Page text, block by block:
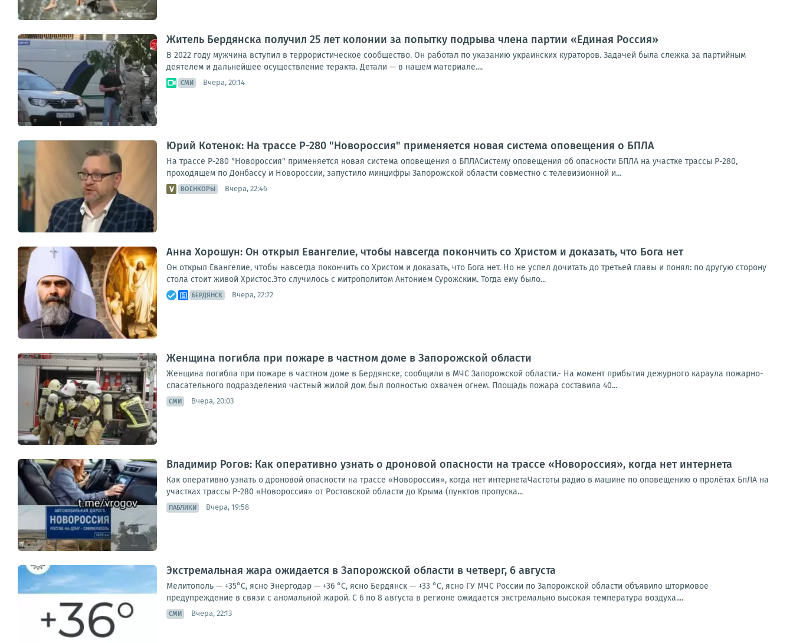
Житель Бердянска получил 25 лет колонии за попытку подрыва члена партии «Единая Россия»
В 2022 году мужчина вступил в террористическое сообщество. Он работал по указанию украинских кураторов. Задачей была слежка за партийным
деятелем и дальнейшее осуществление теракта. Детали — в нашем материале....
СМИ Вчера, 20:14
Юрий Котенок: На трассе Р-280 "Новороссия" применяется новая система оповещения о БПЛА
На трассе Р-280 "Новороссия" применяется новая система оповещения о БПЛАСистему оповещения об опасности БПЛА на участке трассы Р-280,
проходящем по Донбассу и Новороссии, запустило минцифры Запорожской области совместно с телевизионной и...
ВОЕНКОРЫ Вчера, 22:46
Анна Хорошун: Он открыл Евангелие, чтобы навсегда покончить со Христом и доказать, что Бога нет
Он открыл Евангелие, чтобы навсегда покончить со Христом и доказать, что Бога нет. Но не успел дочитать до третьей главы и понял: по другую сторону
стола стоит живой Христос.Это случилось с митрополитом Антонием Сурожским. Тогда ему было...
БЕРДЯНСК Вчера, 22:22
Женщина погибла при пожаре в частном доме в Запорожской области
Женщина погибла при пожаре в частном доме в Бердянске, сообщили в МЧС Запорожской области.- На момент прибытия дежурного караула пожарно-
спасательного подразделения частный жилой дом был полностью охвачен огнем. Площадь пожара составила 40...
СМИ Вчера, 20:03
Владимир Рогов: Как оперативно узнать о дроновой опасности на трассе «Новороссия», когда нет интернета
Как оперативно узнать о дроновой опасности на трассе «Новороссия», когда нет интернетаЧастоты радио в машине по оповещению о пролётах БпЛА на
участках трассы Р-280 «Новороссия» от Ростовской области до Крыма (пунктов пропуска...
ПАБЛИКИ Вчера, 19:58
Экстремальная жара ожидается в Запорожской области в четверг, 6 августа
Мелитополь — +35°С, ясно Энергодар — +36 °С, ясно Бердянск — +33 °С, ясно ГУ МЧС России по Запорожской области объявило штормовое
предупреждение в связи с аномальной жарой. С 6 по 8 августа в регионе ожидается экстремально высокая температура воздуха....
СМИ Вчера, 22:13